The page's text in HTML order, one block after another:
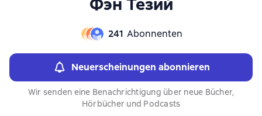
241 Abonnenten
Neuerscheinungen abonnieren
Wir senden eine Benachrichtigung über neue Bücher,
Hörbücher und Podcasts